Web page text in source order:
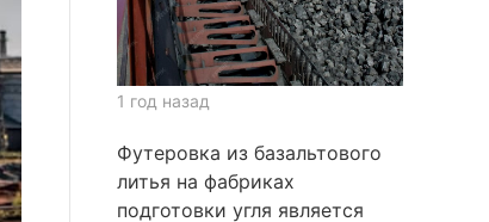
1 год назад
Футеровка из базальтового
литья на фабриках
подготовки угля является